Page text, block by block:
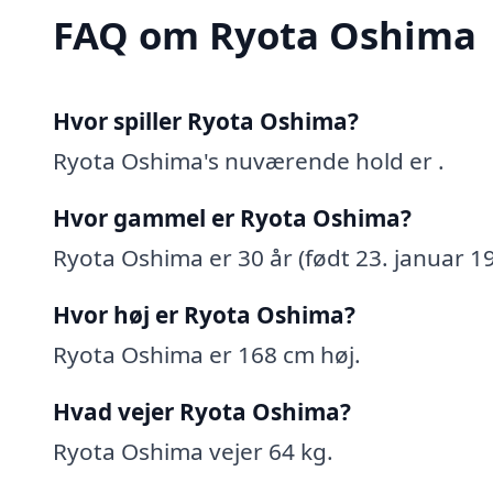
FAQ om Ryota Oshima
Hvor spiller Ryota Oshima?
Ryota Oshima's nuværende hold er .
Hvor gammel er Ryota Oshima?
Ryota Oshima er 30 år (født 23. januar
Hvor høj er Ryota Oshima?
Ryota Oshima er 168 cm høj.
Hvad vejer Ryota Oshima?
Ryota Oshima vejer 64 kg.